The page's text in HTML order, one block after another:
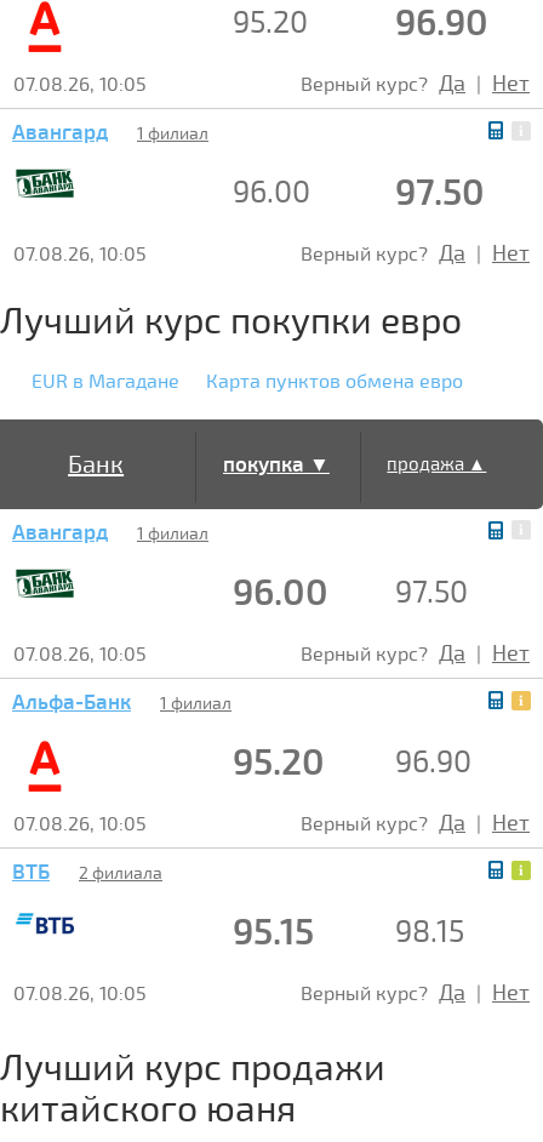
95.20 96.90
07.08.26, 10:05 Верный курс? Да | Нет
Авангард 1 филиал
96.00 97.50
07.08.26, 10:05 Верный курс? Да | Нет
Лучший курс покупки евро
EUR в Магадане Карта пунктов обмена евро
Банк покупка ▼ продажа ▲
Авангард 1 филиал
96.00 97.50
07.08.26, 10:05 Верный курс? Да | Нет
Альфа-Банк 1 филиал
95.20 96.90
07.08.26, 10:05 Верный курс? Да | Нет
ВТБ 2 филиала
95.15 98.15
07.08.26, 10:05 Верный курс? Да | Нет
Лучший курс продажи
китайского юаня